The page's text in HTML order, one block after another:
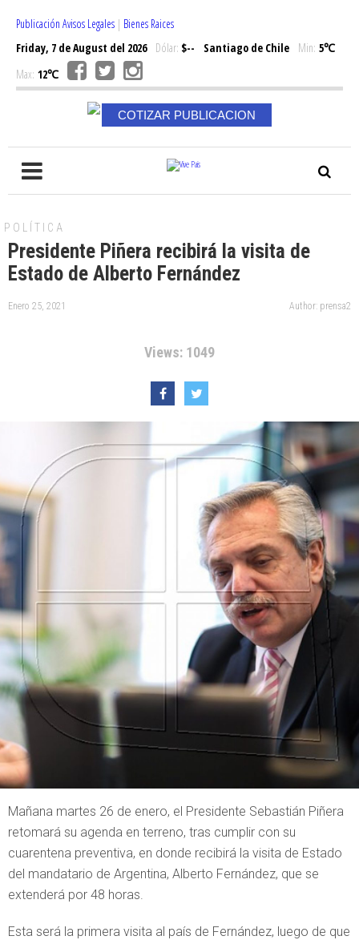
Publicación Avisos Legales | Bienes Raices
Friday, 7 de August del 2026Dólar: $-- Santiago de Chile Min: 5℃
Max: 12℃
COTIZAR PUBLICACION
POLÍTICA
Presidente Piñera recibirá la visita de
Estado de Alberto Fernández
Enero 25, 2021 Author: prensa2
Views: 1049
Mañana martes 26 de enero, el Presidente Sebastián Piñera
retomará su agenda en terreno, tras cumplir con su
cuarentena preventiva, en donde recibirá la visita de Estado
del mandatario de Argentina, Alberto Fernández, que se
extenderá por 48 horas.
Esta será la primera visita al país de Fernández, luego de que